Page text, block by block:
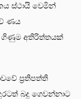
ස්ථායි වෙමින්
ණය
ගිණුම අතිරිත්තයක්
ප්‍රතිපත්ති
බදු ගෙවන්නාට